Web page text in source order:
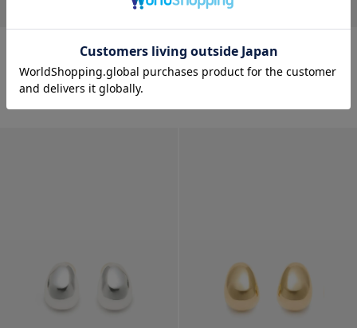
47,300
ト〉 ゴール...
¥ 35,200